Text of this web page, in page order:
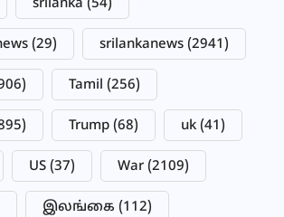
srilanka (54)
(29) srilankanews (2941)
Tamil (256)
Trump (68) uk (41)
US (37) War (2109)
இலங்கை (112)